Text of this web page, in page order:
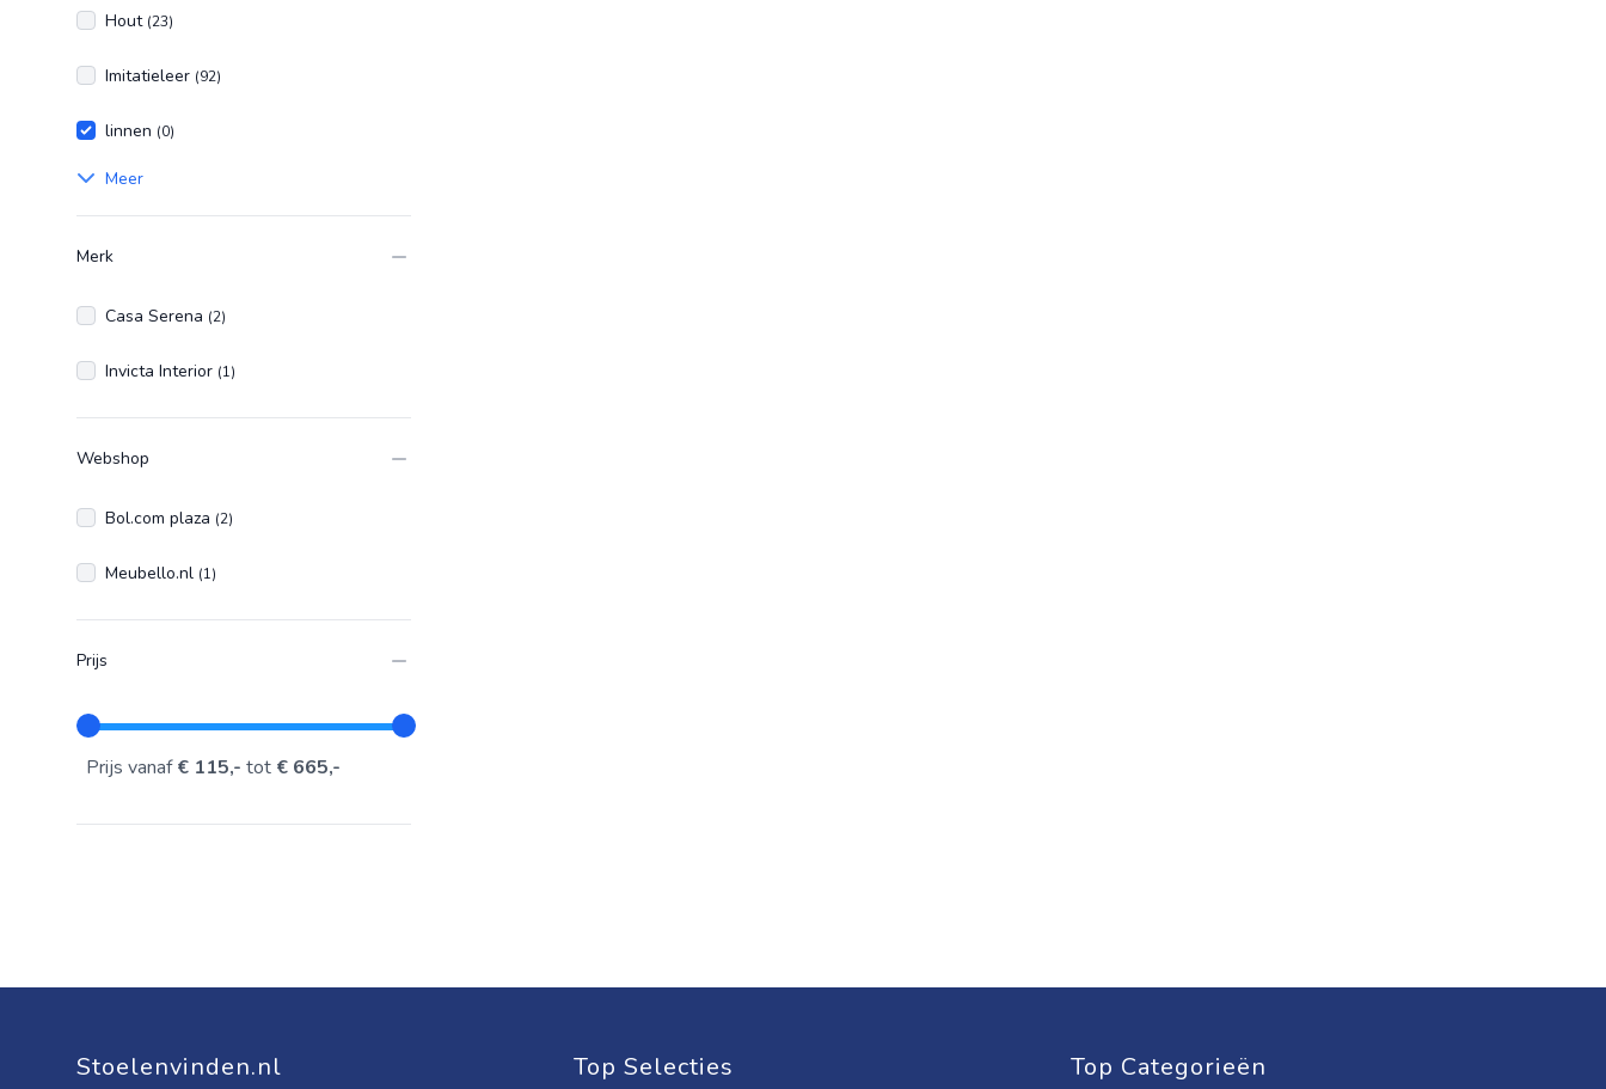
Hout (23)
Imitatieleer (92)
linnen (0)
Meer
Merk
Casa Serena (2)
Invicta Interior (1)
Webshop
Bol.com plaza (2)
Meubello.nl (1)
Prijs
Prijs vanaf€ 115,- tot € 665,-
Stoelenvinden.nl Top Selecties Top Categorieën